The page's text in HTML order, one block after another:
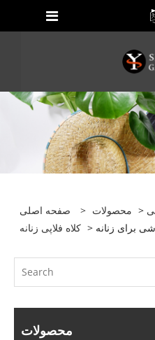
صفحه اصلی > محصولات >
کلاه فلاپی زنانه
برای زنانه
محصولات